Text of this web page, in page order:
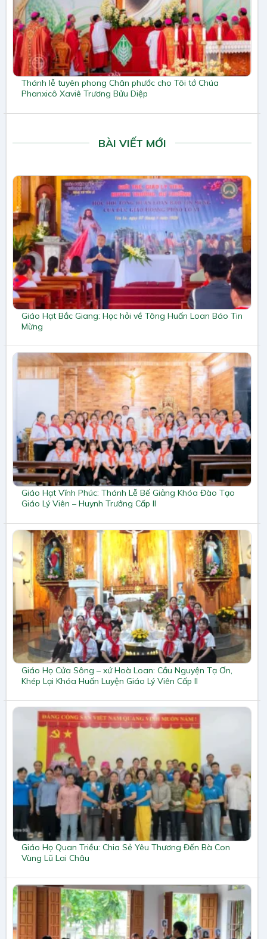
Thánh lễ tuyên phong Chân phước cho Tôi tớ Chúa
Phanxicô Xaviê Trương Bửu Diệp
BÀI VIẾT MỚI
Giáo Hạt Bắc Giang: Học hỏi về Tông Huấn Loan Báo Tin
Mừng
Giáo Hạt Vĩnh Phúc: Thánh Lễ Bế Giảng Khóa Đào Tạo
Giáo Lý Viên – Huynh Trưởng Cấp II
Giáo Họ Cửa Sông – xứ Hoà Loan: Cầu Nguyện Tạ Ơn,
Khép Lại Khóa Huấn Luyện Giáo Lý Viên Cấp II
Giáo Họ Quan Triều: Chia Sẻ Yêu Thương Đến Bà Con
Vùng Lũ Lai Châu